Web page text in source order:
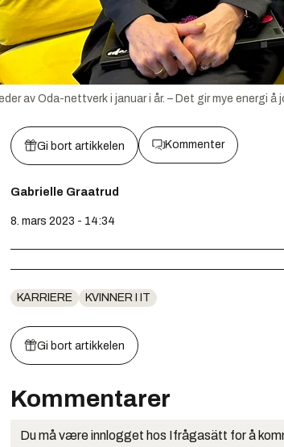
av Oda-nettverk i januar i år. – Det gir mye energi å
Gi bort artikkelen Kommenter
Gabrielle Graatrud
8. mars 2023 - 14:34
KARRIERE KVINNER I IT
Gi bort artikkelen
Kommentarer
Du må være innlogget hos Ifrågasätt for å